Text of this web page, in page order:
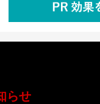
らせ